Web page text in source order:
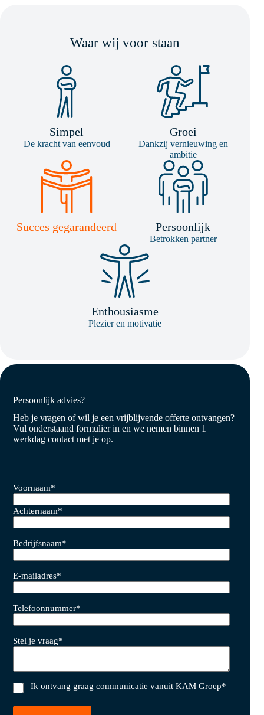
Waar wij voor staan
Simpel
De kracht van eenvoud
Groei
Dankzij vernieuwing en
ambitie
Succes gegarandeerd Persoonlijk
Betrokken partner
Enthousiasme
Plezier en motivatie
Persoonlijk advies?
Heb je vragen of wil je een vrijblijvende offerte ontvangen?
Vul onderstaand formulier in en we nemen binnen 1
werkdag contact met je op.
Voornaam*
Achternaam*
Bedrijfsnaam*
E-mailadres*
Telefoonnummer*
Stel je vraag*
Ik ontvang graag communicatie vanuit KAM Groep*